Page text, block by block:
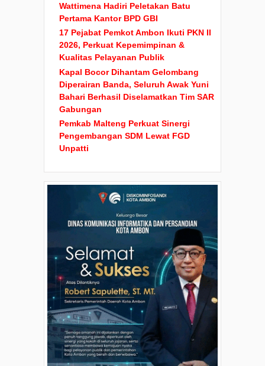
Wattimena Hadiri Peletakan Batu
Pertama Kantor BPD GBI
17 Pejabat Pemkot Ambon Ikuti PKN II
2026, Perkuat Kepemimpinan &
Kualitas Pelayanan Publik
Kapal Bocor Dihantam Gelombang
Diperairan Banda, Seluruh Awak Yuni
Bahari Berhasil Diselamatkan Tim SAR
Gabungan
Pemkab Malteng Perkuat Sinergi
Pengembangan SDM Lewat FGD
Unpatti